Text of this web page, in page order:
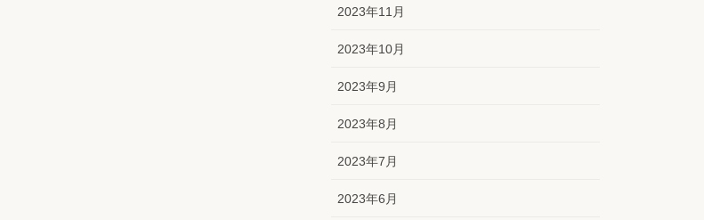
2023年11月
2023年10月
2023年9月
2023年8月
2023年7月
2023年6月